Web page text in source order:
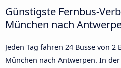
Günstigste Fernbus-
München nach
Jeden Tag fahren 24 Busse von
München nach Antwerpen. In